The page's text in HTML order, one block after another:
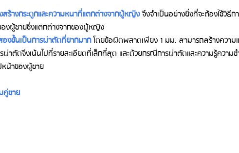
สร้างกระดูกและความหนาที่แตกต่างจากผู้หญิง จึงจำเป็นอย่างยิ่งที่จะต้องใช้วิธี
งผู้ชายซึ่งแตกต่างจากของผู้หญิง
องชั้นเป็นการผ่าตัดที่ยากมาก โดยข้อผิดพลาดเพียง 1 มม. สามารถสร้างความ
าตัดจึงเน้นไปที่รายละเอียดที่เล็กที่สุด และด้วยกรณีการผ่าตัดและความรู้ควา
หน้าของผู้ชาย
คู่ชาย